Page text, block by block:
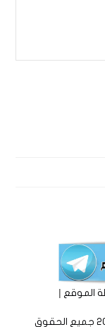
الموقع |
موقع ( لا ) الأخباري المستقل © 2016 - 2018 جميع الحقوق